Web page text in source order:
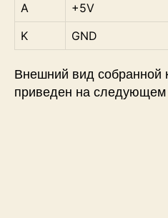
A
+5V
K
GND
Внешний вид собранной
приведен на следующем